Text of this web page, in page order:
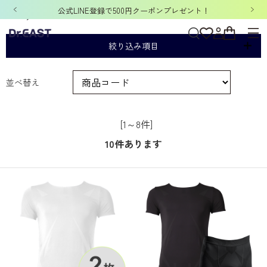
公式LINE登録で500円クーポンプレゼント！
￥10,000 ~
絞り込み項目
並べ替え
[1～8件]
10件あります